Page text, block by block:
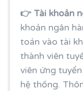
👉 Tài khoản
khoản ngân
toán vào tài
thành viên
viên ứng
hệ thống.